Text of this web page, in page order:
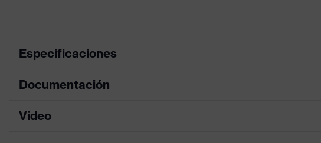
Especificaciones
color de
Documentación
Video